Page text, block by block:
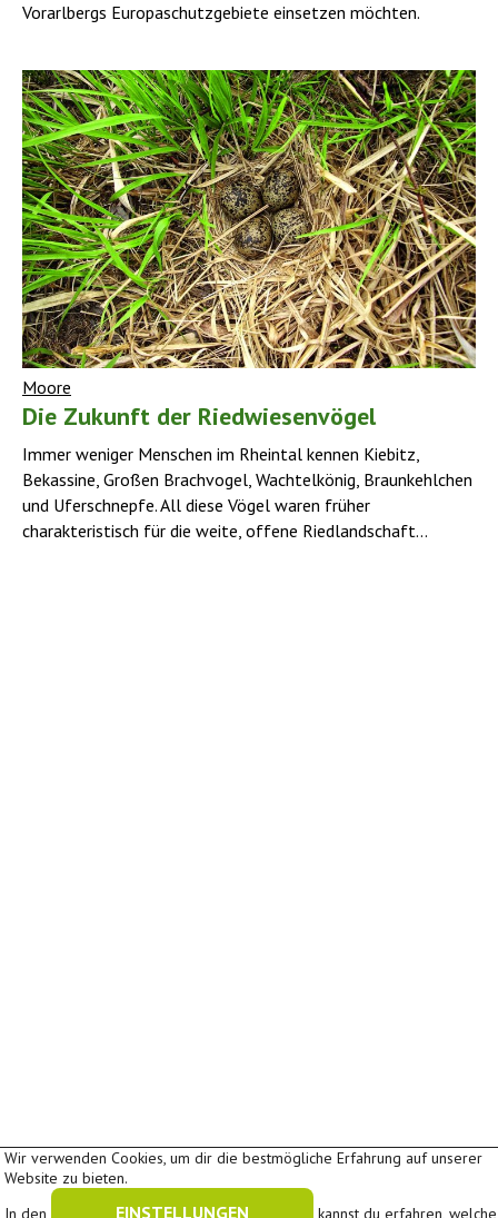
Vorarlbergs Europaschutzgebiete einsetzen möchten.
Moore
Die Zukunft der Riedwiesenvögel
Immer weniger Menschen im Rheintal kennen Kiebitz,
Bekassine, Großen Brachvogel, Wachtelkönig, Braunkehlchen
und Uferschnepfe. All diese Vögel waren früher
charakteristisch für die weite, offene Riedlandschaft...
Wir verwenden Cookies, um dir die bestmögliche Erfahrung auf unserer
Website zu bieten.
In den
EINSTELLUNGEN
kannst du erfahren, welche